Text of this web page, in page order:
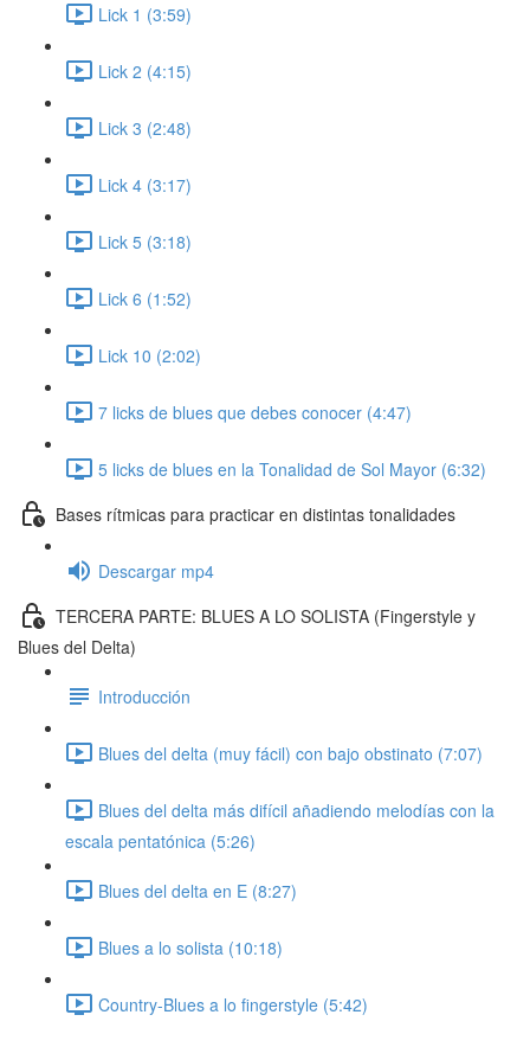
Lick 1 (3:59)
Lick 2 (4:15)
Lick 3 (2:48)
Lick 4 (3:17)
Lick 5 (3:18)
Lick 6 (1:52)
Lick 10 (2:02)
7 licks de blues que debes conocer (4:47)
5 licks de blues en la Tonalidad de Sol Mayor (6:32)
Bases rítmicas para practicar en distintas tonalidades
Descargar mp4
TERCERA PARTE: BLUES A LO SOLISTA (Fingerstyle y
Blues del Delta)
Introducción
Blues del delta (muy fácil) con bajo obstinato (7:07)
Blues del delta más difícil añadiendo melodías con la
escala pentatónica (5:26)
Blues del delta en E (8:27)
Blues a lo solista (10:18)
Country-Blues a lo fingerstyle (5:42)